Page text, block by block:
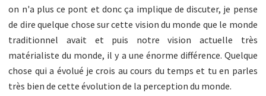
on n'a plus ce pont et donc ça implique de discuter, je pense
de dire quelque chose sur cette vision du monde que le monde
traditionnel avait et puis notre vision actuelle très
matérialiste du monde, il y a une énorme différence. Quelque
chose qui a évolué je crois au cours du temps et tu en parles
très bien de cette évolution de la perception du monde.